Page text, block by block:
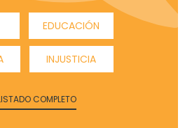
EDUCACIÓN
INJUSTICIA
COMPLETO